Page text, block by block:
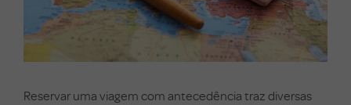
Reservar uma viagem com antecedência traz diversas